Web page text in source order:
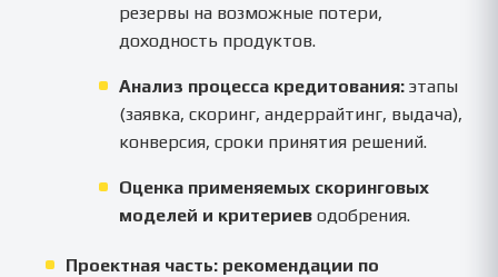
резервы на возможные потери,
доходность продуктов.
Анализ процесса кредитования: этапы
(заявка, скоринг, андеррайтинг, выдача),
конверсия, сроки принятия решений.
Оценка применяемых скоринговых
моделей и критериев одобрения.
Проектная часть: рекомендации по